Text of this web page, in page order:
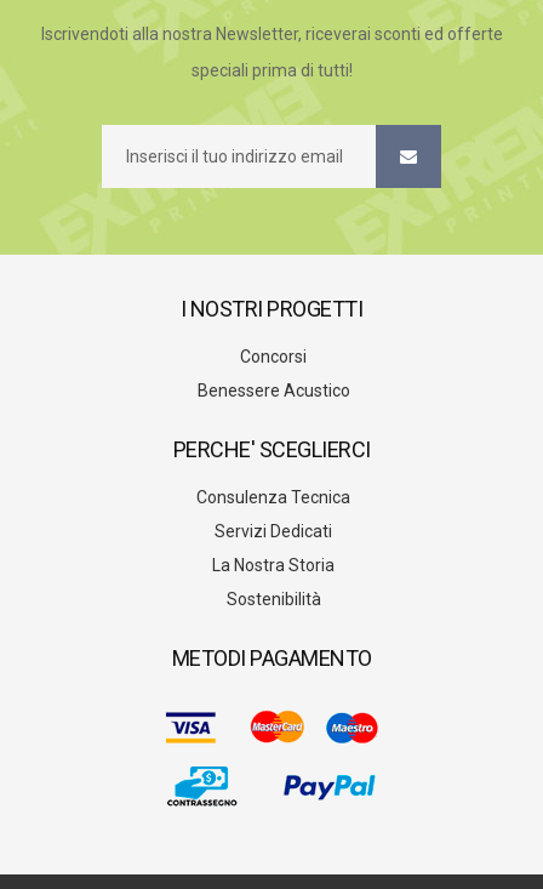
Iscrivendoti alla nostra Newsletter, riceverai sconti ed offerte
speciali prima di tutti!
I NOSTRI PROGETTI
Concorsi
Benessere Acustico
PERCHE' SCEGLIERCI
Consulenza Tecnica
Servizi Dedicati
La Nostra Storia
Sostenibilità
METODI PAGAMENTO